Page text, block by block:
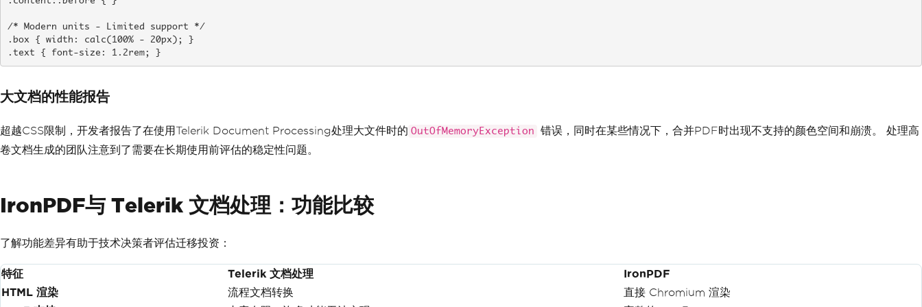
/* Modern units - Limited support */
.box { width: calc(100% - 20px); }
.text { font-size: 1.2rem; }
大文档的性能报告
超越CSS限制，开发者报告了在使用Telerik Document Processing处理大文件时的 OutOfMemoryException
错误，同时在某些情况下，合并PDF时出现不支持的颜色空间和崩溃。 处理高
卷文档生成的团队注意到了需要在长期使用前评估的稳定性问题。
IronPDF与 Telerik 文档处理：功能比较
了解功能差异有助于技术决策者评估迁移投资：
特征 Telerik 文档处理
IronPDF
HTML 渲染
流程文档转换
直接 Chromium 渲染